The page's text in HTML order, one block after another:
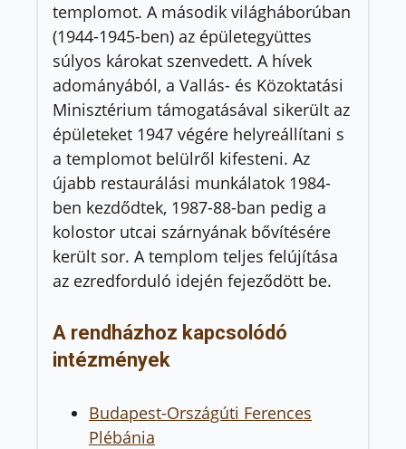
templomot. A második világháborúban
(1944-1945-ben) az épületegyüttes
súlyos károkat szenvedett. A hívek
adományából, a Vallás- és Közoktatási
Minisztérium támogatásával sikerült az
épületeket 1947 végére helyreállítani s
a templomot belülről kifesteni. Az
újabb restaurálási munkálatok 1984-
ben kezdődtek, 1987-88-ban pedig a
kolostor utcai szárnyának bővítésére
került sor. A templom teljes felújítása
az ezredforduló idején fejeződött be.
A rendházhoz kapcsolódó
intézmények
Budapest-Országúti Ferences
Plébánia